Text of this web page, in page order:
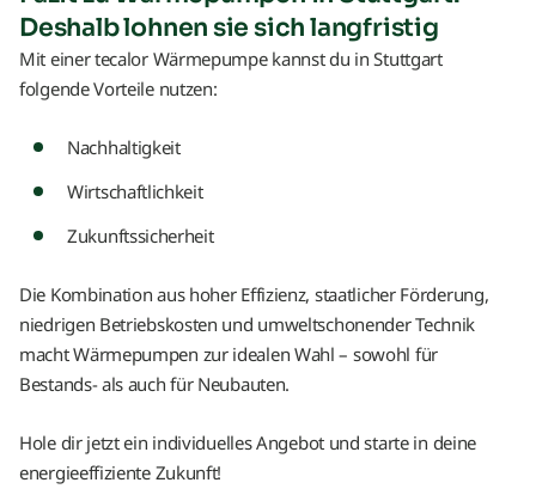
Deshalb lohnen sie sich langfristig
Mit einer tecalor Wärmepumpe kannst du in Stuttgart
folgende Vorteile nutzen:
Nachhaltigkeit
Wirtschaftlichkeit
Zukunftssicherheit
Die Kombination aus hoher Effizienz, staatlicher Förderung,
niedrigen Betriebskosten und umweltschonender Technik
macht Wärmepumpen zur idealen Wahl – sowohl für
Bestands- als auch für Neubauten.
Hole dir jetzt ein individuelles Angebot und starte in deine
energieeffiziente Zukunft!